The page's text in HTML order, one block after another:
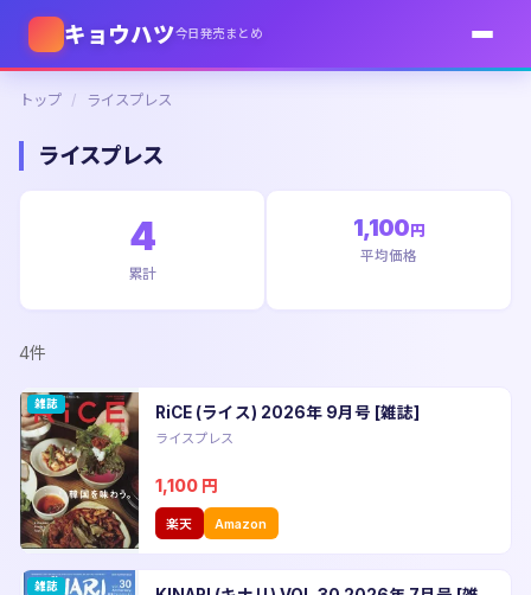
キョウハツ今日発売まとめ
トップ / ライスプレス
ライスプレス
4
累計
1,100 円
平均価格
4件
雑誌 RiCE (ライス) 2026年 9月号 [雑誌]
ライスプレス
1,100 円
楽天 Amazon
雑誌